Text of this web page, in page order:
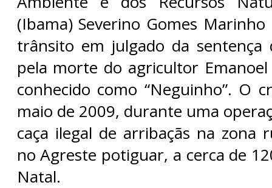
(Ibama) Severino Gomes
trânsito em julgado da sentença
pela morte do agricultor Emanoel
conhecido como “Neguinho”. O
maio de 2009, durante uma
caça ilegal de arribaçãs na zona
no Agreste potiguar, a cerca de
Natal.